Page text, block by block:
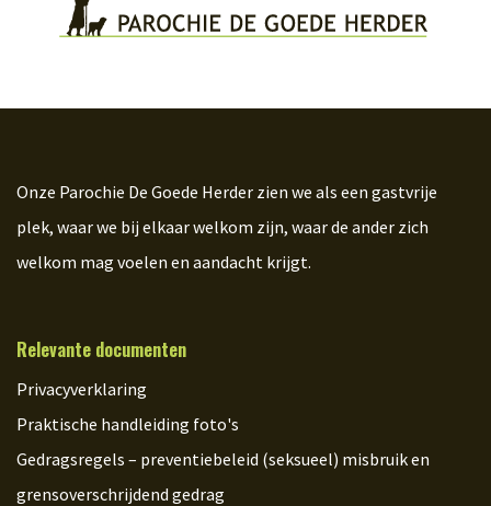
Onze Parochie De Goede Herder zien we als een gastvrije
plek, waar we bij elkaar welkom zijn, waar de ander zich
welkom mag voelen en aandacht krijgt.
Relevante documenten
Privacyverklaring
Praktische handleiding foto's
Gedragsregels – preventiebeleid (seksueel) misbruik en
grensoverschrijdend gedrag